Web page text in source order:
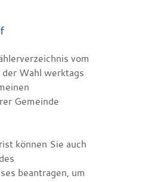
vom
Wahl werktags
Gemeinde
können Sie auch
beantragen, um